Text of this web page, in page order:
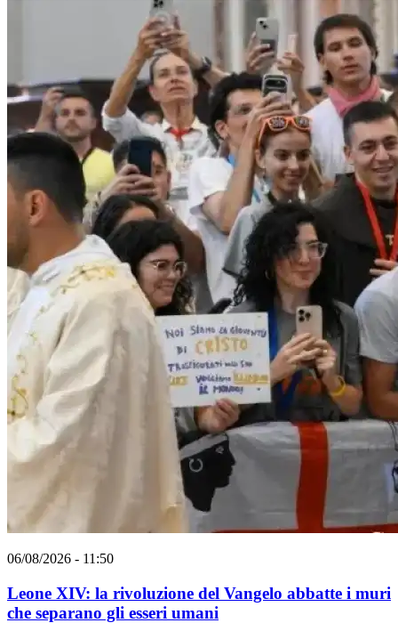
06/08/2026 - 11:50
Leone XIV: la rivoluzione del Vangelo abbatte i muri
che separano gli esseri umani